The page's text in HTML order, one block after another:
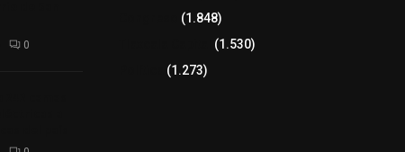
0
(1.848)
(1.530)
(1.273)